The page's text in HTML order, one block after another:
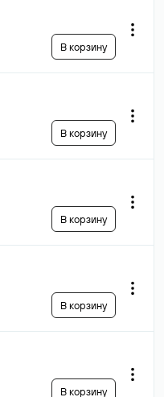
В корзину
В корзину
В корзину
В корзину
В корзину